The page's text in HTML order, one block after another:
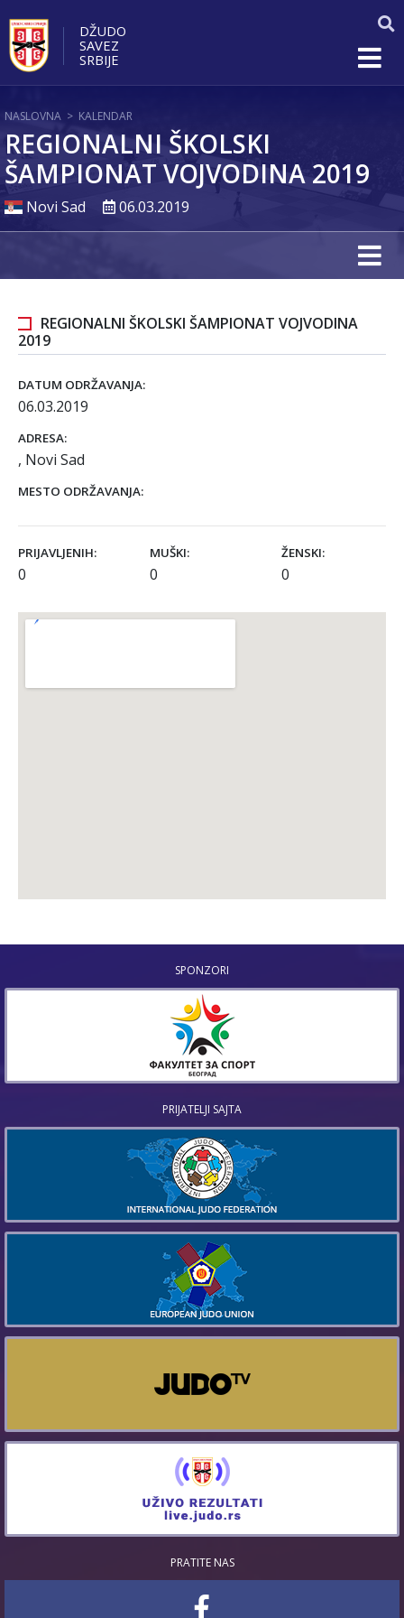
DŽUDO
SAVEZ
SRBIJE
NASLOVNA > KALENDAR
REGIONALNI ŠKOLSKI
ŠAMPIONAT VOJVODINA 2019
Novi Sad 06.03.2019
REGIONALNI ŠKOLSKI ŠAMPIONAT VOJVODINA
2019
DATUM ODRŽAVANJA:
06.03.2019
ADRESA:
, Novi Sad
MESTO ODRŽAVANJA:
PRIJAVLJENIH:
0
MUŠKI:
0
ŽENSKI:
0
SPONZORI
PRIJATELJI SAJTA
PRATITE NAS